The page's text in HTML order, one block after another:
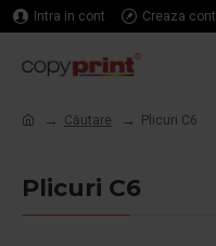
Intra in cont Creaza cont
Căutare Plicuri C6
Plicuri C6